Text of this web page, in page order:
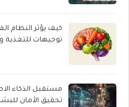
كيف يؤثر النظام
توجيهات للتغذية
مستقبل الذكاء
تحقيق الأمان